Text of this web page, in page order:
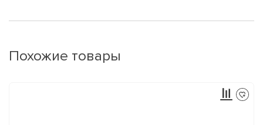
Похожие товары